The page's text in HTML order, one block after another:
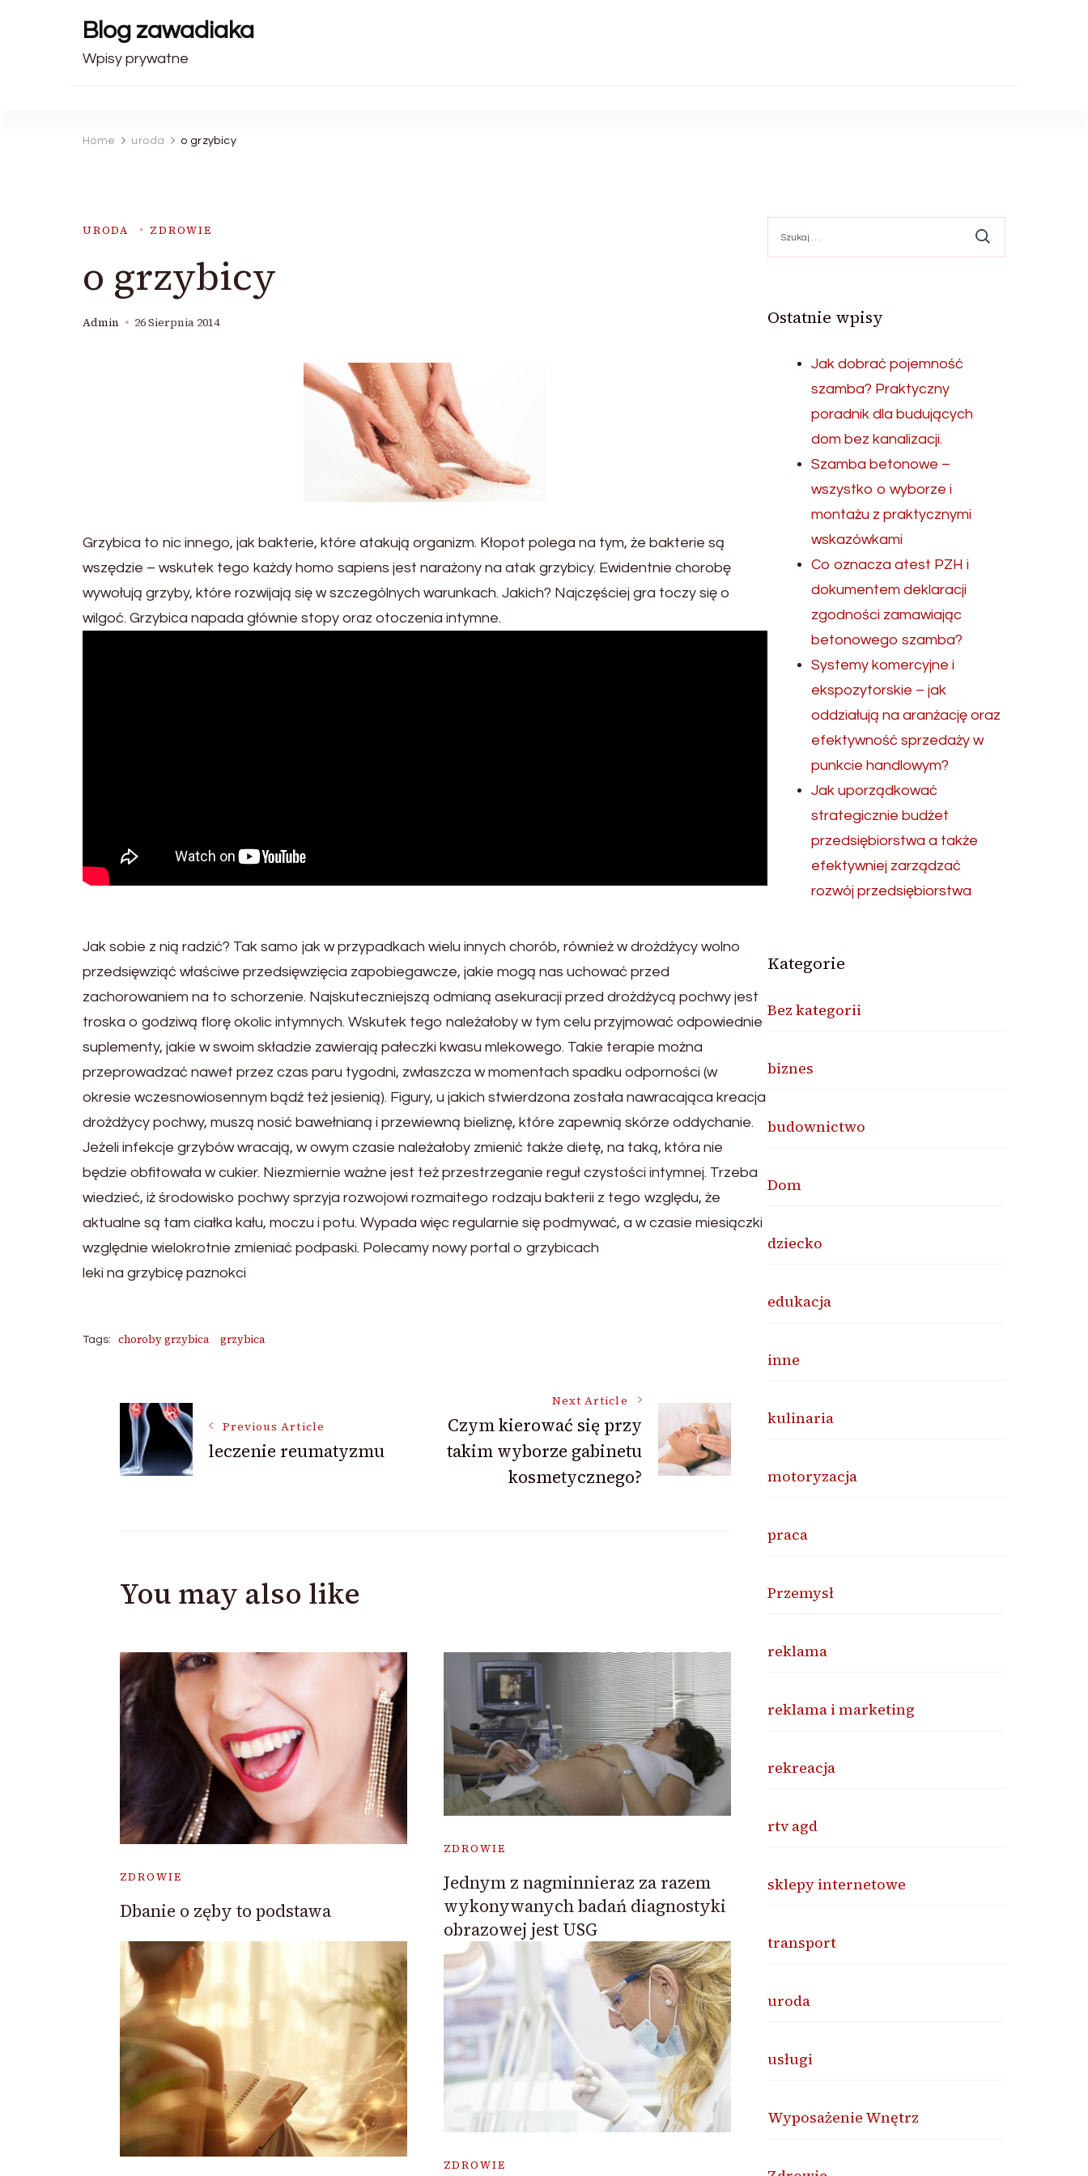
Blog zawadiaka
Wpisy prywatne
Home uroda o grzybicy
URODA ZDROWIE
o grzybicy
Admin 26 Sierpnia 2014
Grzybica to nic innego, jak bakterie, które atakują organizm. Kłopot polega na tym, że bakterie są
wszędzie – wskutek tego każdy homo sapiens jest narażony na atak grzybicy. Ewidentnie chorobę
wywołują grzyby, które rozwijają się w szczególnych warunkach. Jakich? Najczęściej gra toczy się o
wilgoć. Grzybica napada głównie stopy oraz otoczenia intymne.
Jak sobie z nią radzić? Tak samo jak w przypadkach wielu innych chorób, również w drożdżycy wolno
przedsięwziąć właściwe przedsięwzięcia zapobiegawcze, jakie mogą nas uchować przed
zachorowaniem na to schorzenie. Najskuteczniejszą odmianą asekuracji przed drożdżycą pochwy jest
troska o godziwą florę okolic intymnych. Wskutek tego należałoby w tym celu przyjmować odpowiednie
suplementy, jakie w swoim składzie zawierają pałeczki kwasu mlekowego. Takie terapie można
przeprowadzać nawet przez czas paru tygodni, zwłaszcza w momentach spadku odporności (w
okresie wczesnowiosennym bądź też jesienią). Figury, u jakich stwierdzona została nawracająca kreacja
drożdżycy pochwy, muszą nosić bawełnianą i przewiewną bieliznę, które zapewnią skórze oddychanie.
Jeżeli infekcje grzybów wracają, w owym czasie należałoby zmienić także dietę, na taką, która nie
będzie obfitowała w cukier. Niezmiernie ważne jest też przestrzeganie reguł czystości intymnej. Trzeba
wiedzieć, iż środowisko pochwy sprzyja rozwojowi rozmaitego rodzaju bakterii z tego względu, że
aktualne są tam ciałka kału, moczu i potu. Wypada więc regularnie się podmywać, a w czasie miesiączki
względnie wielokrotnie zmieniać podpaski. Polecamy nowy portal o grzybicach
leki na grzybicę paznokci
Tags: choroby grzybica grzybica
Post
Navigation
Previous Article
leczenie reumatyzmu
Next Article
Czym kierować się przy
takim wyborze gabinetu
kosmetycznego?
You may also like
ZDROWIE
Dbanie o zęby to podstawa
ZDROWIE
Jednym z nagminnieraz za razem
wykonywanych badań diagnostyki
obrazowej jest USG
ZDROWIE
Ostatnie wpisy
Jak dobrać pojemność
szamba? Praktyczny
poradnik dla budujących
dom bez kanalizacji.
Szamba betonowe –
wszystko o wyborze i
montażu z praktycznymi
wskazówkami
Co oznacza atest PZH i
dokumentem deklaracji
zgodności zamawiając
betonowego szamba?
Systemy komercyjne i
ekspozytorskie – jak
oddziałują na aranżację oraz
efektywność sprzedaży w
punkcie handlowym?
Jak uporządkować
strategicznie budżet
przedsiębiorstwa a także
efektywniej zarządzać
rozwój przedsiębiorstwa
Kategorie
Bez kategorii
biznes
budownictwo
Dom
dziecko
edukacja
inne
kulinaria
motoryzacja
praca
Przemysł
reklama
reklama i marketing
rekreacja
rtv agd
sklepy internetowe
transport
uroda
usługi
Wyposażenie Wnętrz